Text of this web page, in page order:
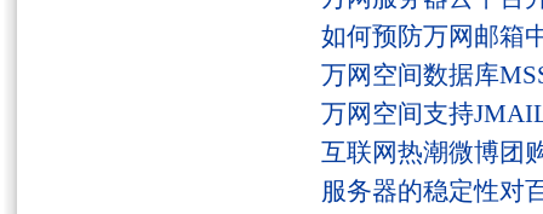
如何预防万网邮箱
万网空间数据库
万网空间支持
互联网热潮微博团
服务器的稳定性对